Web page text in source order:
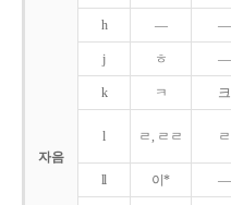
자음
h ― ―
j ㅎ ―
k ㅋ 크
l ㄹ, ㄹㄹ ㄹ
ll 이* ―